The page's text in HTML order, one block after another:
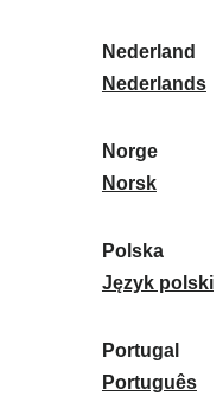
a
l
a
:
Nederland
N
d
e
l
a
d
:
Nederlands
Norge
N
r
g
:
Norsk
Polska
P
l
s
Język polski
Portugal
P
Português